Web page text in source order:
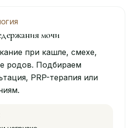
мочи
при кашле, смехе,
родов. Подбираем
PRP-терапия или